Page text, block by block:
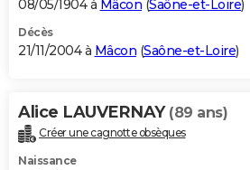
08/05/1904 à Mâcon (Saône-et-Loire)
Décès
21/11/2004 à Mâcon (Saône-et-Loire)
Alice LAUVERNAY (89 ans)
Créer une cagnotte obsèques
Naissance